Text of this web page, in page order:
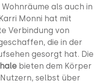
als auch in
Monni hat mit
Verbindung von
die in der
gesorgt hat. Die
bieten dem Körper
selbst über